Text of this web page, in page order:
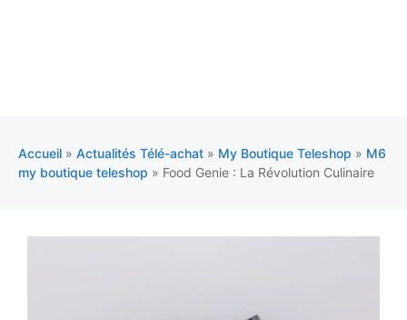
Accueil » Actualités Télé-achat » My Boutique Teleshop » M6
my boutique teleshop » Food Genie : La Révolution Culinaire